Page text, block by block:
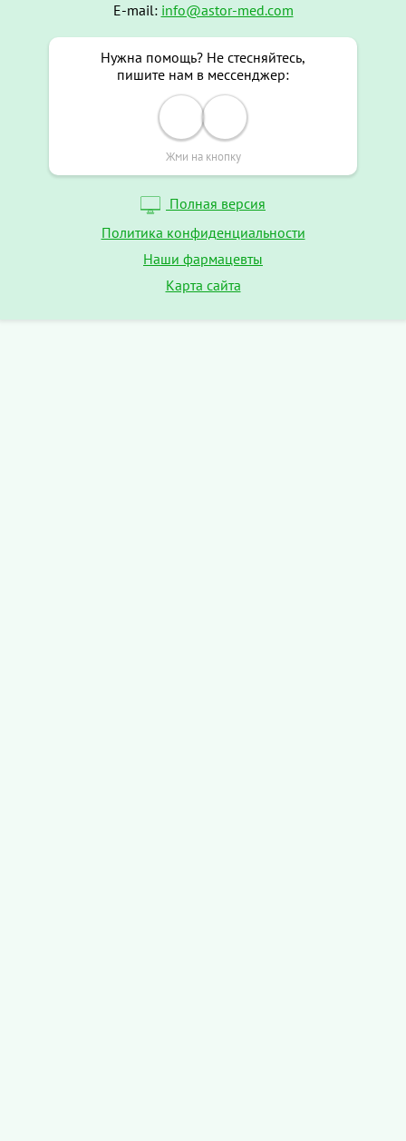
E-mail: info@astor-med.com
Нужна помощь? Не стесняйтесь,
пишите нам в мессенджер:
Жми на кнопку
Полная версия
Политика конфиденциальности
Наши фармацевты
Карта сайта